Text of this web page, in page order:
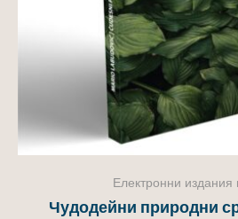
Електронни издания
Чудодейни природни